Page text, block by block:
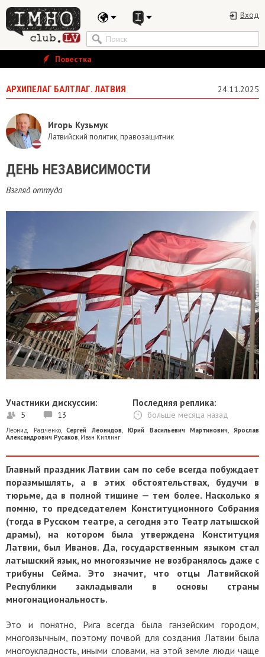
Вход
Повестка
АРХИПЕЛАГ БАЛТЛАГ. ЛАТВИЯ 24.11.2025
Игорь Кузьмук
Латвийский политик, правозащитник
ДЕНЬ НЕЗАВИСИМОСТИ
Взгляд оттуда
Участники дискуссии:
5 13
Последняя реплика:
больше месяца назад
Леонид Радченко,Сергей Леонидов, Юрий Васильевич Мартинович,Ярослав
Александрович Русаков, Иван Киплинг
Главный праздник Латвии сам по себе всегда побуждает
поразмышлять, а в этих обстоятельствах, будучи в
тюрьме, да в полной тишине — тем более. Насколько я
помню, то председателем Конституционного Собрания
(тогда в Русском театре, а сегодня это Театр латышской
драмы), на котором была утверждена Конституция
Латвии, был Иванов. Да, государственным языком стал
латышский язык, но многоязычие не возбранялось даже с
трибуны Сейма. Это значит, что отцы Латвийской
Республики закладывали в основы страны
многонациональность.
Это и понятно, Рига всегда была ганзейским городом,
многоязычным, поэтому почвой для создания Латвии была
многоукладность, иными словами, на этой земле люди чаще